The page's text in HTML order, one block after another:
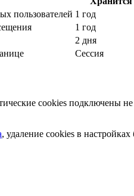
пользователей 1 год
1 год
2 дня
Сессия
cookies подключены
, удаление cookies в